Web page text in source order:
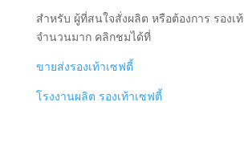
สำหรับ ผู้ที่สนใจสั่งผลิต หรือต้องการ รองเ
จำนวนมาก คลิกชมได้ที่
ขายส่งรองเท้าเซฟตี้
โรงงานผลิต รองเท้าเซฟตี้